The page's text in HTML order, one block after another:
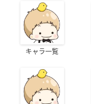
キャラ一覧